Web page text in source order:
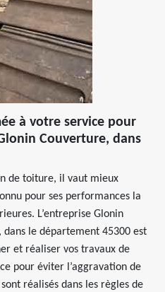
à votre service pour
Couverture, dans
de toiture, il vaut mieux
pour ses performances la
L’entreprise Glonin
le département 45300 est
et réaliser vos travaux de
pour éviter l’aggravation de
réalisés dans les règles de